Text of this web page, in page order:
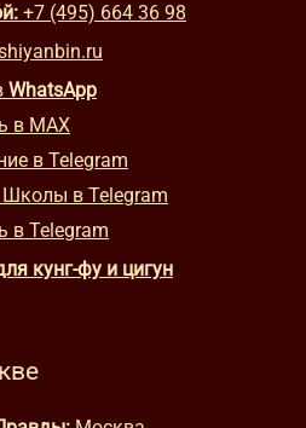
+7 (495) 664 36 98
WhatsApp
в MAX
в Telegram
Школы в Telegram
в Telegram
кунг-фу и цигун